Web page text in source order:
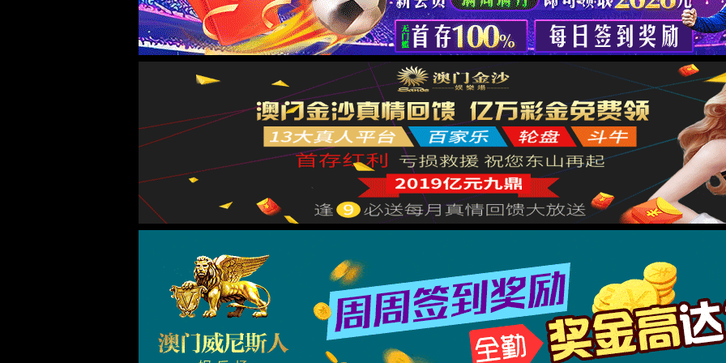
解决办法：
先关闭让防火墙通过WWW服务。
原因4：站点根目录无默认访问文件
解决办法：
在根目录中创建index.html或者创建index.php。
原因5：站点配置目录不正确
解决办法：
序目录中。
原因6：站点使用了伪静态
解决办法：